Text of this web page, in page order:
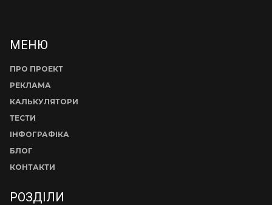
МЕНЮ
ПРО ПРОЕКТ
РЕКЛАМА
КАЛЬКУЛЯТОРИ
ТЕСТИ
ІНФОГРАФІКА
БЛОГ
КОНТАКТИ
РОЗДІЛИ